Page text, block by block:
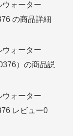
ォーター
の商品詳細
ォーター
）の商品説
ォーター
レビュー0